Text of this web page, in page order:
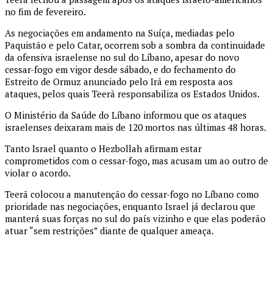
no fim de fevereiro.
As negociações em andamento na Suíça, mediadas pelo
Paquistão e pelo Catar, ocorrem sob a sombra da continuidade
da ofensiva israelense no sul do Líbano, apesar do novo
cessar-fogo em vigor desde sábado, e do fechamento do
Estreito de Ormuz anunciado pelo Irã em resposta aos
ataques, pelos quais Teerã responsabiliza os Estados Unidos.
O Ministério da Saúde do Líbano informou que os ataques
israelenses deixaram mais de 120 mortos nas últimas 48 horas.
Tanto Israel quanto o Hezbollah afirmam estar
comprometidos com o cessar-fogo, mas acusam um ao outro de
violar o acordo.
Teerã colocou a manutenção do cessar-fogo no Líbano como
prioridade nas negociações, enquanto Israel já declarou que
manterá suas forças no sul do país vizinho e que elas poderão
atuar “sem restrições” diante de qualquer ameaça.